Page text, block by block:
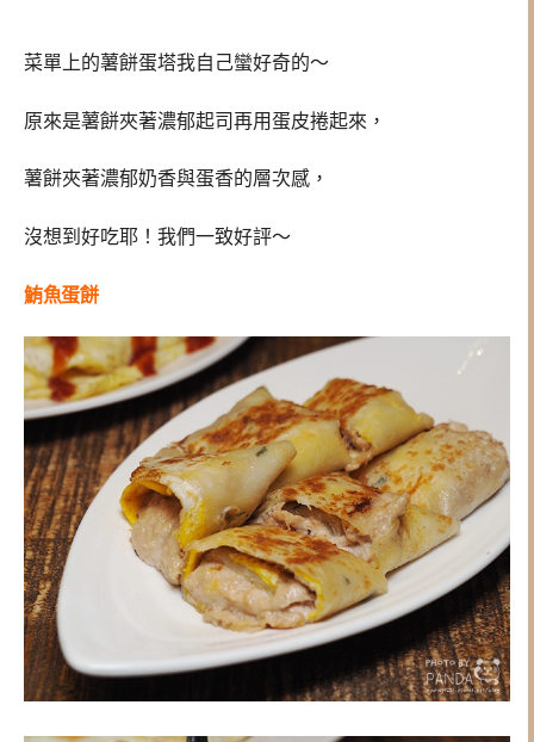
菜單上的薯餅蛋塔我自己蠻好奇的～
原來是薯餅夾著濃郁起司再用蛋皮捲起來，
薯餅夾著濃郁奶香與蛋香的層次感，
沒想到好吃耶！我們一致好評～
鮪魚蛋餅